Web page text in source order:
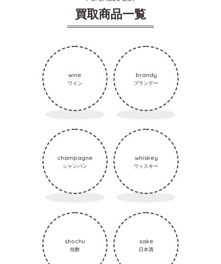
買取商品一覧
wine
ワイン
brandy
ブランデー
champagne
シャンパン
whiskey
ウィスキー
shochu
焼酎
sake
日本酒